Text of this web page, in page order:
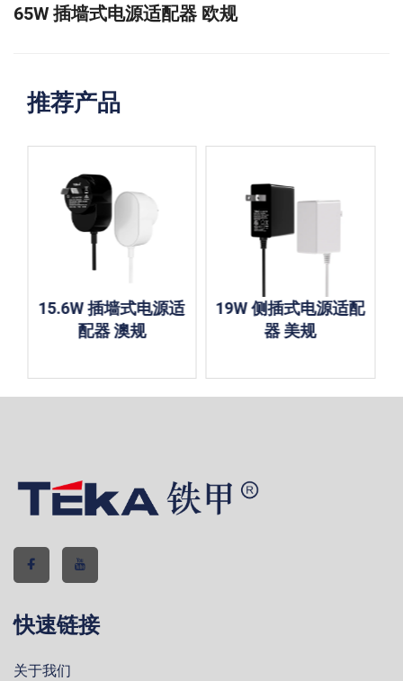
65W 插墙式电源适配器 欧规
推荐产品
15.6W 插墙式电源适
配器 澳规
19W 侧插式电源适配
器 美规
快速链接
关于我们